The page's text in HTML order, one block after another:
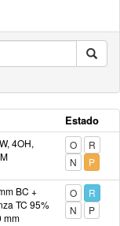
Estado
4OH,
O
R
N
P
BC +
TC 95%
mm
O
R
N
P